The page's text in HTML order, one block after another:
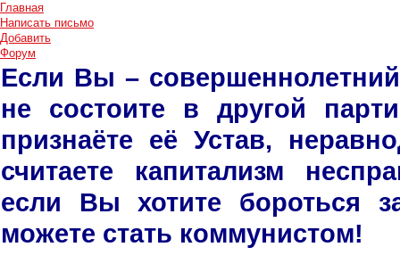
Главная
Написать письмо
Добавить
Форум
Если Вы –
не состоите в другой
признаёте её Устав,
считаете капитализм
если Вы хотите бороться
можете стать коммунистом!